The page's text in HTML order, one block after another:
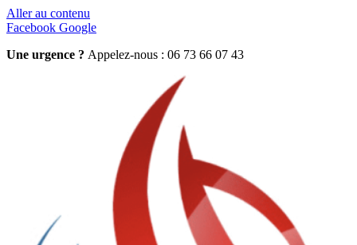
Aller au contenu
Facebook Google
Une urgence ? Appelez-nous : 06 73 66 07 43